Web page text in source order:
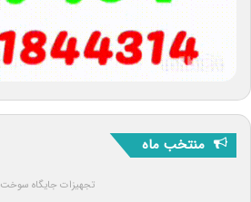
منتخب ماه
تجهیزات جایگاه سوخت